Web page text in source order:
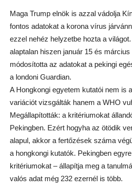
Maga Trump elnök is azzal vádolja
fontos adatokat a korona vírus
ezzel nehéz helyzetbe hozta a
alaptalan hiszen január 15 és
módosította az adatokat a pekingi
a londoni Guardian.
A Hongkongi egyetem kutatói nem is
variációt vizsgálták hanem a WHO
Megállapították: a kritériumokat
Pekingben. Ezért hogyha az ötödik
alapul, akkor a fertőzések száma
a hongkongi kutatók. Pekingben
kritériumokat – állapítja meg a
valós adat még 232 ezernél is több.